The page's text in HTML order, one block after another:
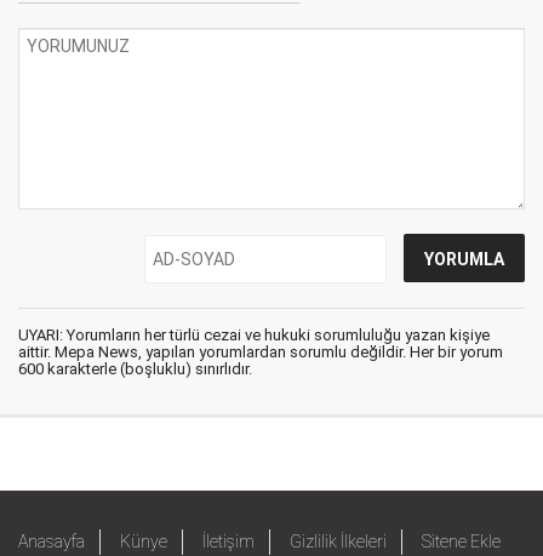
UYARI: Yorumların her türlü cezai ve hukuki sorumluluğu yazan kişiye
aittir. Mepa News, yapılan yorumlardan sorumlu değildir. Her bir yorum
600 karakterle (boşluklu) sınırlıdır.
Anasayfa Künye İletişim Gizlilik İlkeleri Sitene Ekle